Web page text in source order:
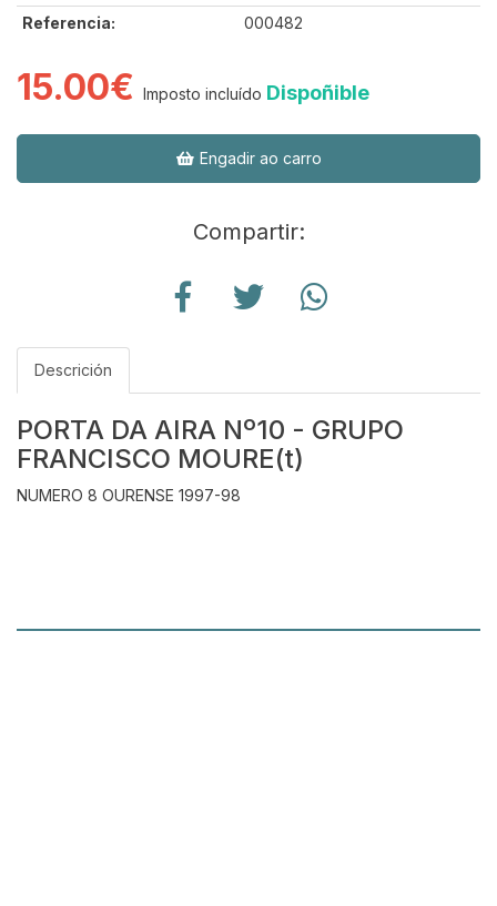
Referencia:
000482
15.00€ Imposto incluído Dispoñible
Engadir ao carro
Compartir:
Descrición
PORTA DA AIRA Nº10 - GRUPO
FRANCISCO MOURE(t)
NUMERO 8 OURENSE 1997-98